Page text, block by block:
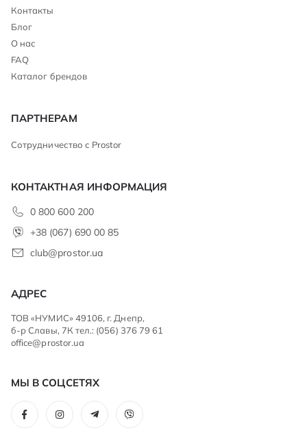
Контакты
Блог
О нас
FAQ
Каталог брендов
ПАРТНЕРАМ
Сотрудничество с Prostor
КОНТАКТНАЯ ИНФОРМАЦИЯ
0 800 600 200
+38 (067) 690 00 85
club@prostor.ua
АДРЕС
ТОВ «НУМИС» 49106, г. Днепр,
б-р Славы, 7К тел.: (056) 376 79 61
office@prostor.ua
МЫ В СОЦСЕТЯХ